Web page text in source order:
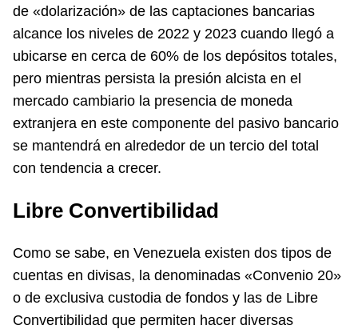
de «dolarización» de las captaciones bancarias
alcance los niveles de 2022 y 2023 cuando llegó a
ubicarse en cerca de 60% de los depósitos totales,
pero mientras persista la presión alcista en el
mercado cambiario la presencia de moneda
extranjera en este componente del pasivo bancario
se mantendrá en alrededor de un tercio del total
con tendencia a crecer.
Libre Convertibilidad
Como se sabe, en Venezuela existen dos tipos de
cuentas en divisas, la denominadas «Convenio 20»
o de exclusiva custodia de fondos y las de Libre
Convertibilidad que permiten hacer diversas